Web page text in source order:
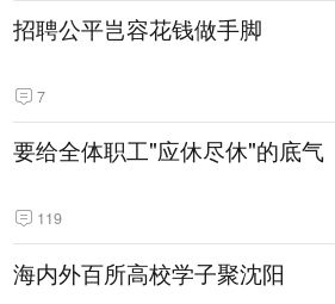
招聘公平岂容花钱做手脚
7
要给全体职工"应休尽休"的底气
119
海内外百所高校学子聚沈阳